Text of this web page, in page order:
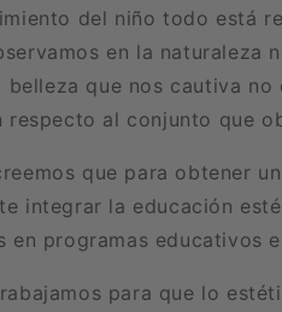
del niño todo está
en la naturaleza
belleza que nos cautiva
respecto al conjunto que
que para obtener
integrar la educación
en programas educativos
para que lo